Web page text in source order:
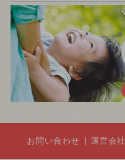
お問い合わせ 運営会社